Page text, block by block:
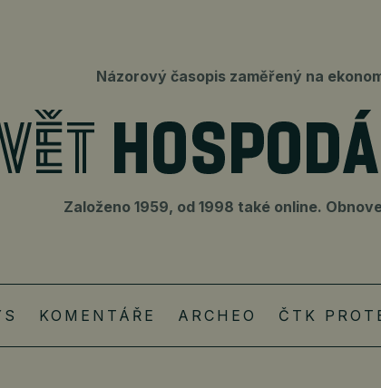
Názorový časopis zaměřený na
Založeno 1959, od 1998 také online.
KOMENTÁŘE ARCHEO ČTK